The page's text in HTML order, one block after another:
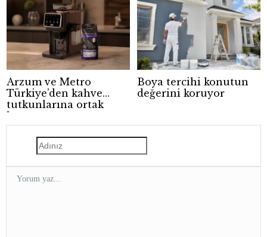
Arzum ve Metro
Türkiye’den kahve
tutkunlarına ortak
kampanya
Boya tercihi konutun
değerini koruyor